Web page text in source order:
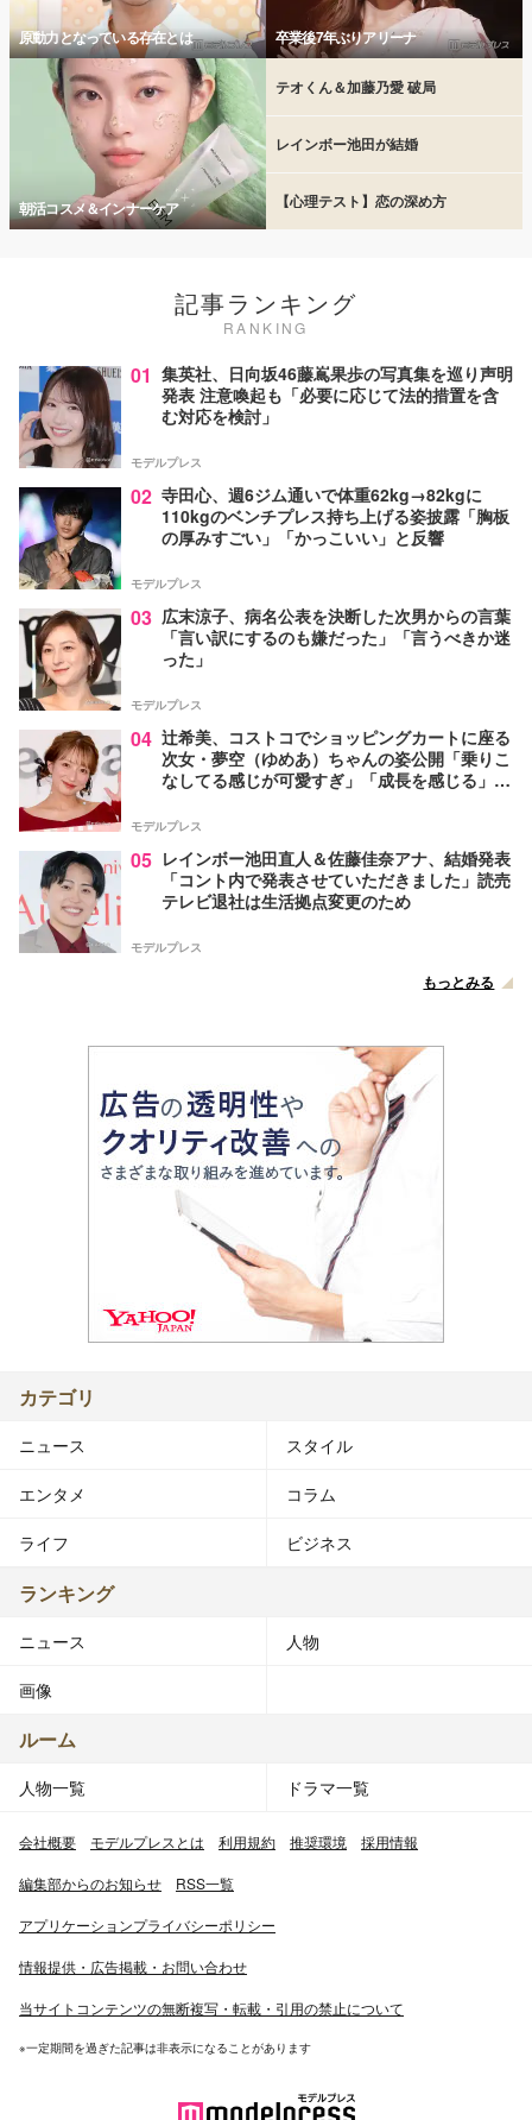
原動力となっている存在とは 卒業後7年ぶりアリーナ
朝活コスメ＆インナーケア
テオくん＆加藤乃愛 破局
レインボー池田が結婚
【心理テスト】恋の深め方
記事ランキング
RANKING
01 集英社、日向坂46藤嶌果歩の写真集を巡り声明
発表 注意喚起も「必要に応じて法的措置を含
む対応を検討」
モデルプレス
02 寺田心、週6ジム通いで体重62kg→82kgに
110kgのベンチプレス持ち上げる姿披露「胸板
の厚みすごい」「かっこいい」と反響
モデルプレス
03 広末涼子、病名公表を決断した次男からの言葉
「言い訳にするのも嫌だった」「言うべきか迷
った」
モデルプレス
04 辻希美、コストコでショッピングカートに座る
次女・夢空（ゆめあ）ちゃんの姿公開「乗りこ
なしてる感じが可愛すぎ」「成長を感じる」の
モデルプレス
05 レインボー池田直人＆佐藤佳奈アナ、結婚発表
「コント内で発表させていただきました」読売
テレビ退社は生活拠点変更のため
モデルプレス
もっとみる
カテゴリ
ニュース スタイル
エンタメ コラム
ライフ ビジネス
ランキング
ニュース 人物
画像
ルーム
人物一覧 ドラマ一覧
会社概要 モデルプレスとは 利用規約 推奨環境 採用情報
編集部からのお知らせ RSS一覧
アプリケーションプライバシーポリシー
情報提供・広告掲載・お問い合わせ
当サイトコンテンツの無断複写・転載・引用の禁止について
※一定期間を過ぎた記事は非表示になることがあります